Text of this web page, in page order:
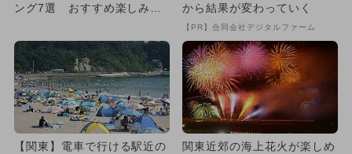
ング7選 おすすめ楽しみ方
から結果が変わっていく
【PR】合同会社デジタルファーム
【関東】電車で行ける駅近の
関東近郊の海上花火が楽しめ